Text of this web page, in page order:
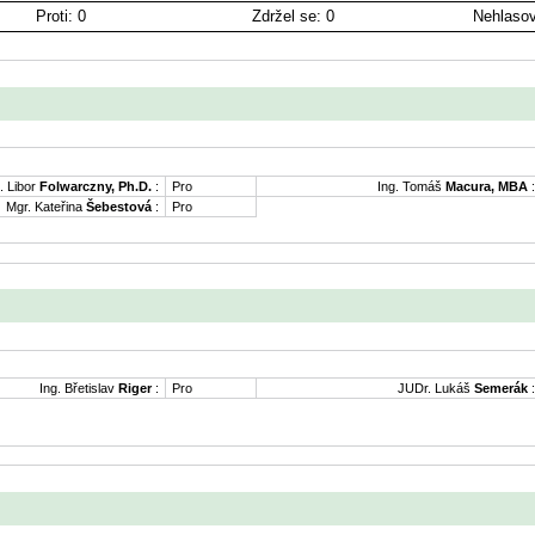
Proti: 0 Zdržel se: 0
Libor Folwarczny, Ph.D. : Pro Ing. Tomáš Macura, MBA :
Mgr. Kateřina Šebestová : Pro
Ing. Břetislav Riger: Pro JUDr. Lukáš Semerák :